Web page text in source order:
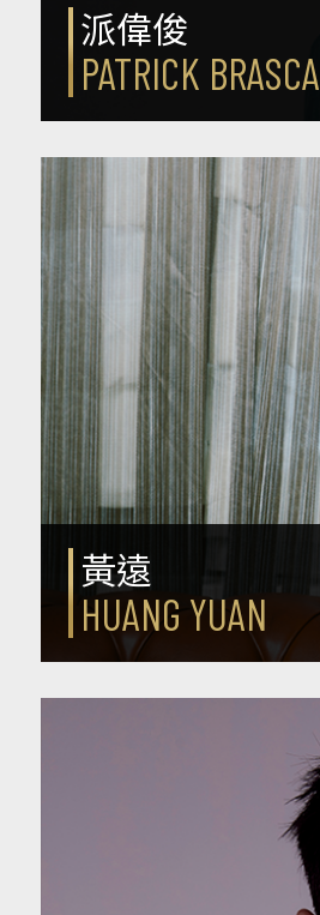
派偉俊
PATRICK BRASCA
黃遠
HUANG YUAN